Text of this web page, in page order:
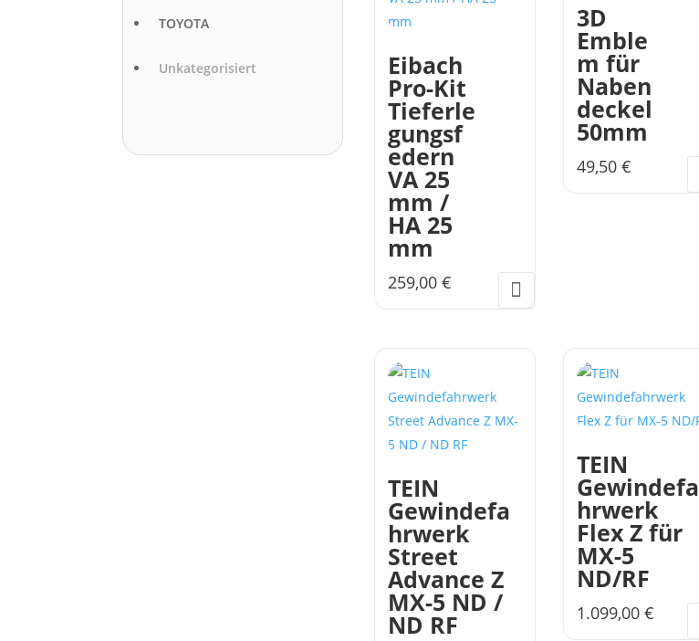
TOYOTA
Unkategorisiert Eibach
Pro-Kit
Tieferle
gungsf
edern
VA 25
mm /
HA 25
mm
259,00€
3D
Emble
m für
Naben
deckel
50mm
49,50€
TEIN
Gewindefa
hrwerk
Street
Advance Z
MX-5 ND /
ND RF
TEIN
Gewindefa
hrwerk
Flex Z für
MX-5
ND/RF
1.099,00€